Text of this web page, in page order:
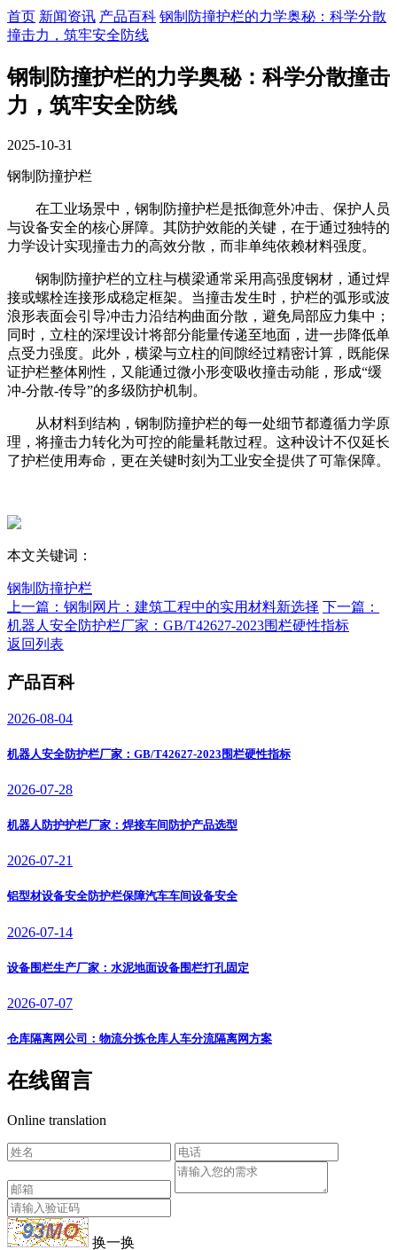
首页 新闻资讯 产品百科 钢制防撞护栏的力学奥秘：科学分散
撞击力，筑牢安全防线
钢制防撞护栏的力学奥秘：科学分散撞击
力，筑牢安全防线
2025-10-31
钢制防撞护栏
在工业场景中，钢制防撞护栏是抵御意外冲击、保护人员
与设备安全的核心屏障。其防护效能的关键，在于通过独特的
力学设计实现撞击力的高效分散，而非单纯依赖材料强度。
钢制防撞护栏的立柱与横梁通常采用高强度钢材，通过焊
接或螺栓连接形成稳定框架。当撞击发生时，护栏的弧形或波
浪形表面会引导冲击力沿结构曲面分散，避免局部应力集中；
同时，立柱的深埋设计将部分能量传递至地面，进一步降低单
点受力强度。此外，横梁与立柱的间隙经过精密计算，既能保
证护栏整体刚性，又能通过微小形变吸收撞击动能，形成“缓
冲-分散-传导”的多级防护机制。
从材料到结构，钢制防撞护栏的每一处细节都遵循力学原
理，将撞击力转化为可控的能量耗散过程。这种设计不仅延长
了护栏使用寿命，更在关键时刻为工业安全提供了可靠保障。
本文关键词：
钢制防撞护栏
上一篇：钢制网片：建筑工程中的实用材料新选择 下一篇：
机器人安全防护栏厂家：GB/T42627-2023围栏硬性指标
返回列表
产品百科
2026-08-04
机器人安全防护栏厂家：GB/T42627-2023围栏硬性指标
2026-07-28
机器人防护护栏厂家：焊接车间防护产品选型
2026-07-21
铝型材设备安全防护栏保障汽车车间设备安全
2026-07-14
设备围栏生产厂家：水泥地面设备围栏打孔固定
2026-07-07
仓库隔离网公司：物流分拣仓库人车分流隔离网方案
在线留言
Online translation
换一换